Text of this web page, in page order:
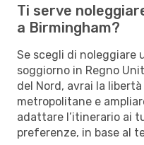
Ti serve
a Birmingham?
Se scegli di noleggiare
soggiorno in Regno
del Nord, avrai la
metropolitane e
adattare l’itinerario ai
preferenze, in base al